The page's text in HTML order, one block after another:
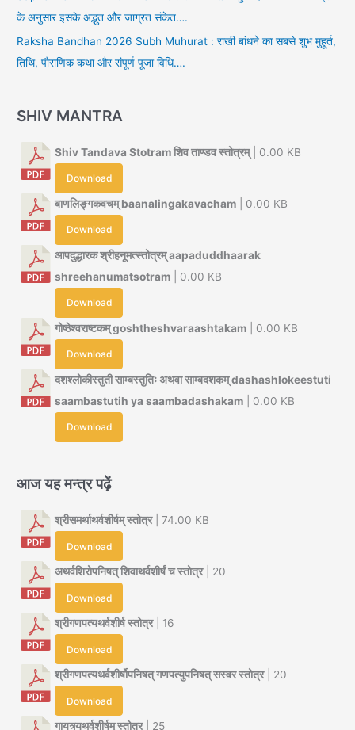
के अनुसार इसके अद्भुत और जाग्रत संकेत….
Raksha Bandhan 2026 Subh Muhurat : राखी बांधने का सबसे शुभ मुहूर्त,
तिथि, पौराणिक कथा और संपूर्ण पूजा विधि….
SHIV MANTRA
Shiv Tandava Stotram शिव ताण्डव स्तोत्रम्| 0.00 KB
Download
बाणलिङ्गकवचम् baanalingakavacham | 0.00 KB
Download
आपदुद्धारक श्रीहनूमत्स्तोत्रम् aapaduddhaarak
shreehanumatsotram | 0.00 KB
Download
गोष्ठेश्वराष्टकम् goshtheshvaraashtakam | 0.00 KB
Download
दशश्लोकीस्तुती साम्बस्तुतिः अथवा साम्बदशकम् dashashlokeestuti
saambastutih ya saambadashakam | 0.00 KB
Download
आज यह मन्त्र पढ़ें
श्रीसमर्थाथर्वशीर्षम् स्तोत्र| 74.00 KB
Download
अथर्वशिरोपनिषत् शिवाथर्वशीर्षं च स्तोत्र| 20
Download
श्रीगणपत्यथर्वशीर्ष स्तोत्र| 16
Download
श्रीगणपत्यथर्वशीर्षोपनिषत् गणपत्युपनिषत् सस्वर स्तोत्र| 20
Download
गायत्र्यथर्वशीर्षम् स्तोत्र| 25